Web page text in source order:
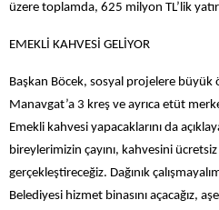
üzere toplamda, 625 milyon TL’lik
EMEKLİ KAHVESİ GELİYOR
Başkan Böcek, sosyal projelere
Manavgat’a 3 kreş ve ayrıca etüt
Emekli kahvesi yapacaklarını da
bireylerimizin çayını, kahvesini
gerçekleştireceğiz. Dağınık
Belediyesi hizmet binasını açacağız,